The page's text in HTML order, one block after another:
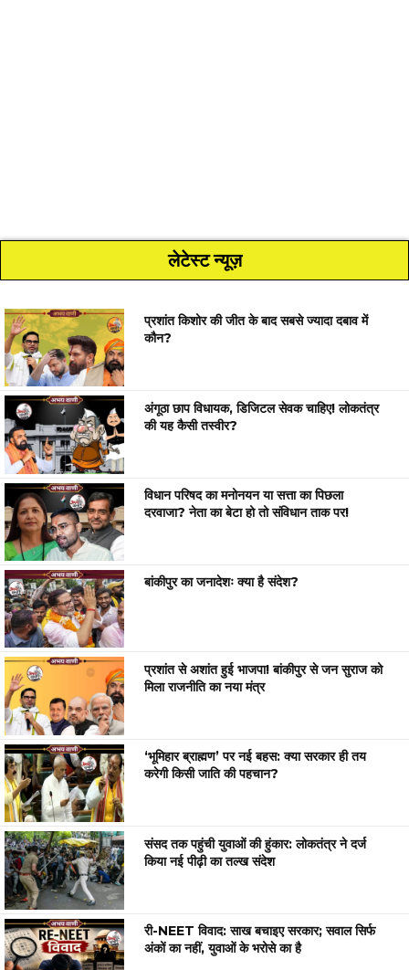
लेटेस्ट न्यूज़
प्रशांत किशोर की जीत के बाद सबसे ज्यादा दबाव में
कौन?
अंगूठा छाप विधायक, डिजिटल सेवक चाहिए! लोकतंत्र
की यह कैसी तस्वीर?
विधान परिषद का मनोनयन या सत्ता का पिछला
दरवाजा? नेता का बेटा हो तो संविधान ताक पर!
बांकीपुर का जनादेशः क्या है संदेश?
प्रशांत से अशांत हुई भाजपा! बांकीपुर से जन सुराज को
मिला राजनीति का नया मंत्र
‘भूमिहार ब्राह्मण’ पर नई बहस: क्या सरकार ही तय
करेगी किसी जाति की पहचान?
संसद तक पहुंची युवाओं की हुंकार: लोकतंत्र ने दर्ज
किया नई पीढ़ी का तल्ख संदेश
री-NEET विवाद: साख बचाइए सरकार; सवाल सिर्फ
अंकों का नहीं, युवाओं के भरोसे का है